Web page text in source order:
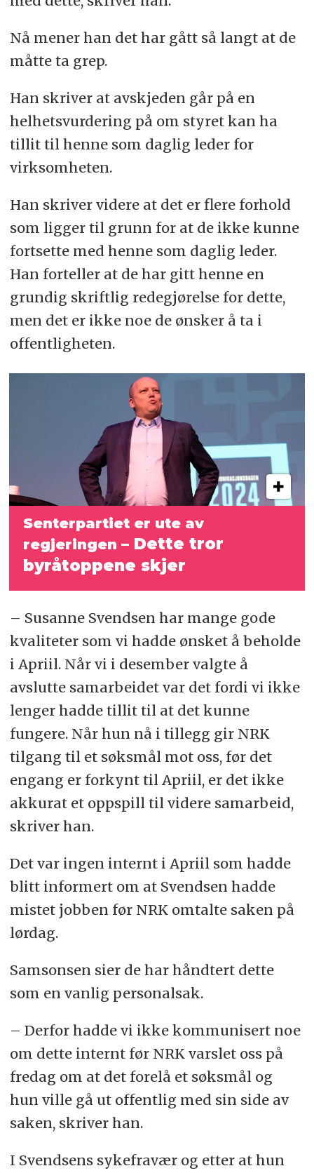
Nå mener han det har gått så langt at de
måtte ta grep.
Han skriver at avskjeden går på en
helhetsvurdering på om styret kan ha
tillit til henne som daglig leder for
virksomheten.
Han skriver videre at det er flere forhold
som ligger til grunn for at de ikke kunne
fortsette med henne som daglig leder.
Han forteller at de har gitt henne en
grundig skriftlig redegjørelse for dette,
men det er ikke noe de ønsker å ta i
offentligheten.
Senterpartiet er ute av
regjeringen– Dette tror
byråtoppene skjer
– Susanne Svendsen har mange gode
kvaliteter som vi hadde ønsket å beholde
i Apriil. Når vi i desember valgte å
avslutte samarbeidet var det fordi vi ikke
lenger hadde tillit til at det kunne
fungere. Når hun nå i tillegg gir NRK
tilgang til et søksmål mot oss, før det
engang er forkynt til Apriil, er det ikke
akkurat et oppspill til videre samarbeid,
skriver han.
Det var ingen internt i Apriil som hadde
blitt informert om at Svendsen hadde
mistet jobben før NRK omtalte saken på
lørdag.
Samsonsen sier de har håndtert dette
som en vanlig personalsak.
– Derfor hadde vi ikke kommunisert noe
om dette internt før NRK varslet oss på
fredag om at det forelå et søksmål og
hun ville gå ut offentlig med sin side av
saken, skriver han.
I Svendsens sykefravær og etter at hun